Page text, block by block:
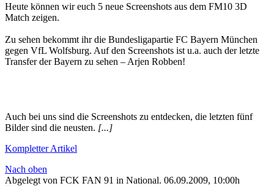
Heute können wir euch 5 neue Screenshots aus dem FM10 3D
Match zeigen.
Zu sehen bekommt ihr die Bundesligapartie FC Bayern München
gegen VfL Wolfsburg. Auf den Screenshots ist u.a. auch der letzte
Transfer der Bayern zu sehen – Arjen Robben!
Auch bei uns sind die Screenshots zu entdecken, die letzten fünf
Bilder sind die neusten. [...]
Kompletter Artikel
Nach oben
Abgelegt von FCK FAN 91 in National. 06.09.2009, 10:00h